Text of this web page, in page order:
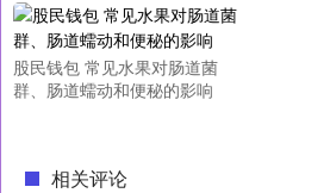
股民钱包 常见水果对肠道菌
群、肠道蠕动和便秘的影响
相关评论